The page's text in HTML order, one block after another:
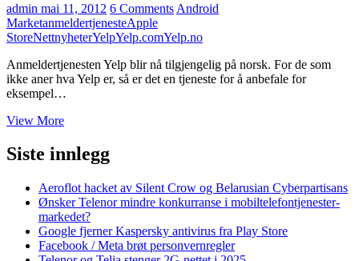
admin mai 11, 2012 6 Comments Android
MarketanmeldertjenesteApple
StoreNettnyheterYelpYelp.comYelp.no
Anmeldertjenesten Yelp blir nå tilgjengelig på norsk. For de som
ikke aner hva Yelp er, så er det en tjeneste for å anbefale for
eksempel…
View MoreAnmeldertjenesten
kommer
på
Siste innlegg
Aeroflot hacket av Silent Crow og Belarusian Cyberpartisans
Ønsker Telenor mindre konkurranse i mobiltelefontjenester-
markedet?
Google fjerner Kaspersky antivirus fra Play Store
Facebook / Meta brøt personvernregler